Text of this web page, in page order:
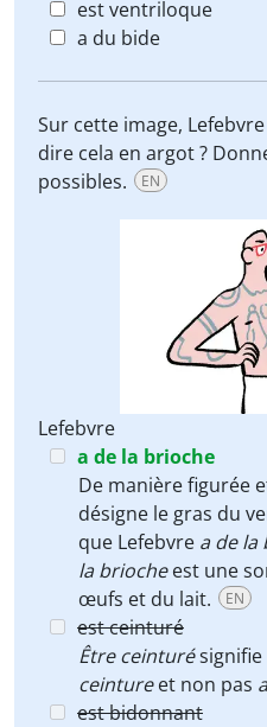
est ventriloque
a du bide
Sur cette image, Lefebvre
dire cela en argot ?
possibles.
EN
Lefebvre
a de la brioche
De manière figurée
désigne le gras du
que Lefebvre a de la
la briocheest une
œufs et du lait.
EN
est ceinturé
Être ceinturésignifie
ceintureet non pas
est bidonnant